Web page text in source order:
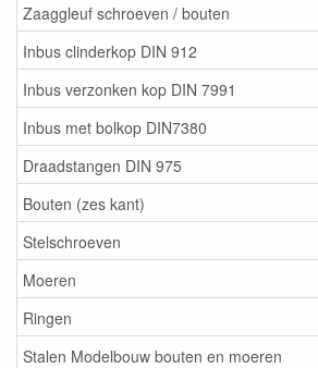
Zaaggleuf schroeven / bouten
Inbus clinderkop DIN 912
Inbus verzonken kop DIN 7991
Inbus met bolkop DIN7380
Draadstangen DIN 975
Bouten (zes kant)
Stelschroeven
Moeren
Ringen
Stalen Modelbouw bouten en moeren